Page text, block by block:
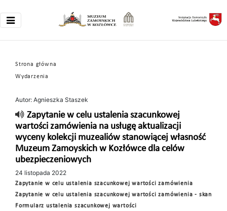
Strona główna
Wydarzenia
Autor: Agnieszka Staszek
Zapytanie w celu ustalenia szacunkowej
wartości zamówienia na usługę aktualizacji
wyceny kolekcji muzealiów stanowiącej własność
Muzeum Zamoyskich w Kozłówce dla celów
ubezpieczeniowych
24 listopada 2022
Zapytanie w celu ustalenia szacunkowej wartości zamówienia
Zapytanie w celu ustalenia szacunkowej wartości zamówienia - skan
Formularz ustalenia szacunkowej wartości